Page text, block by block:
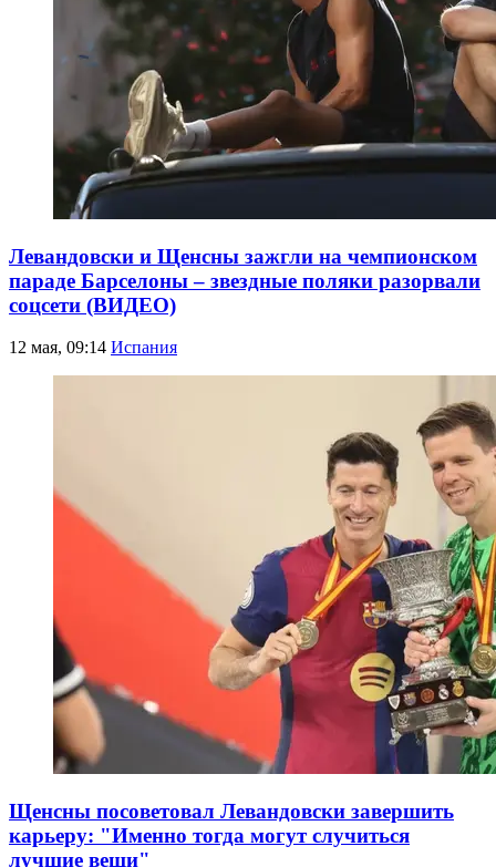
Левандовски и Щенсны зажгли на чемпионском
параде Барселоны – звездные поляки разорвали
соцсети (ВИДЕО)
12 мая, 09:14 Испания
Щенсны посоветовал Левандовски завершить
карьеру: "Именно тогда могут случиться
лучшие вещи"